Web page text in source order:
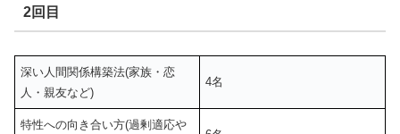
2回目
深い人間関係構築法(家族・恋
人・親友など)
4名
特性への向き合い方(過剰適応や